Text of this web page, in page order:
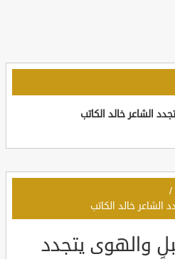
الشاعر خالد الكاتب
/
خالد الكاتب
والهوى يتجدد